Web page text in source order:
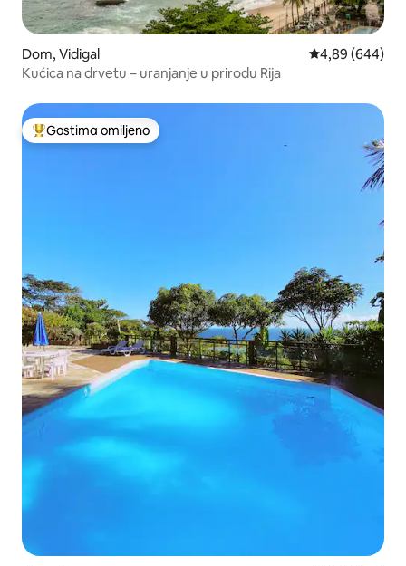
Dom, Vidigal Prosečna
4,89 (644)
Kućica na drvetu – uranjanje u prirodu Rija
Najuspešniji među gostima omiljenim
Gostima omiljeno